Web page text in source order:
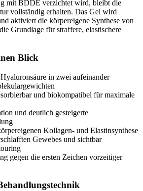
mit BDDE verzichtet wird, bleibt die
vollständig erhalten. Das Gel wird
aktiviert die körpereigene Synthese von
Grundlage für straffere, elastischere
Blick
in zwei aufeinander
und biokompatibel für maximale
und deutlich gesteigerte
Kollagen- und Elastinsynthese
Gewebes und sichtbar
gegen die ersten Zeichen vorzeitiger